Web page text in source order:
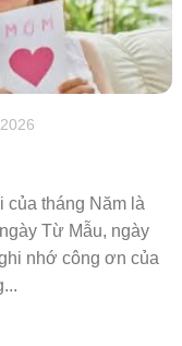
của tháng Năm là
Từ Mẫu, ngày
nhớ công ơn của